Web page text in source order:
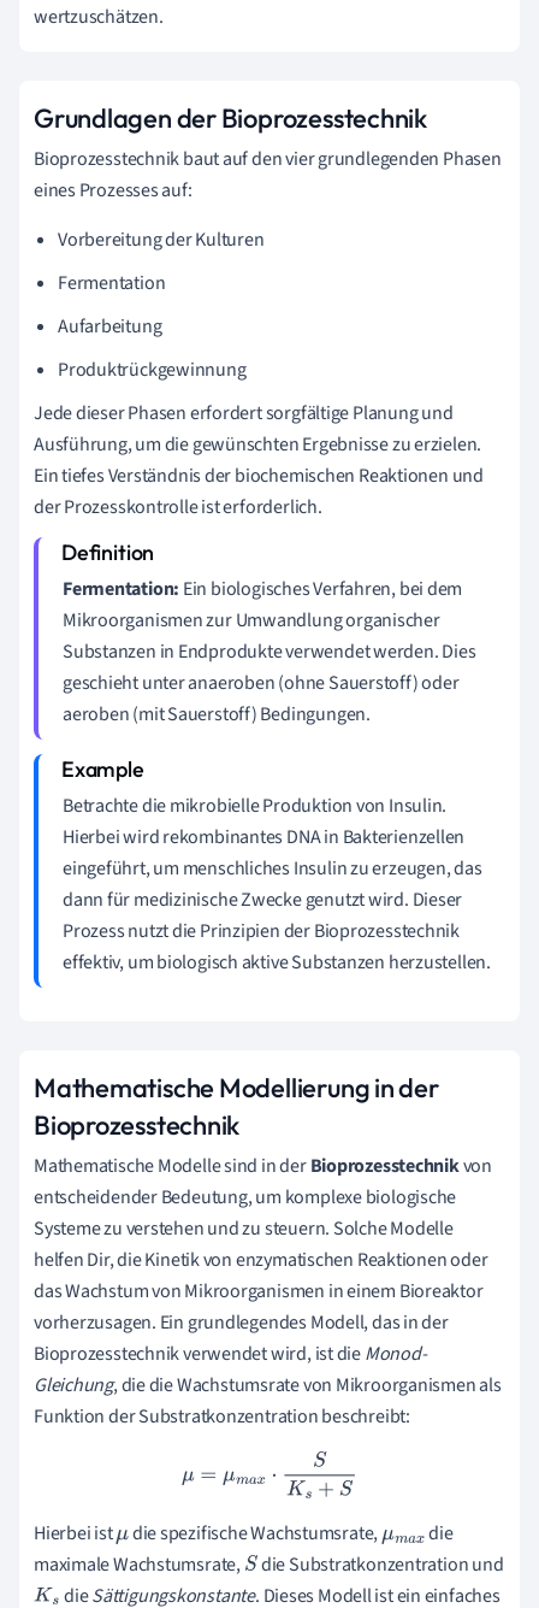
wertzuschätzen.
Grundlagen der Bioprozesstechnik
Bioprozesstechnik baut auf den vier grundlegenden Phasen
eines Prozesses auf:
Vorbereitung der Kulturen
Fermentation
Aufarbeitung
Produktrückgewinnung
Jede dieser Phasen erfordert sorgfältige Planung und
Ausführung, um die gewünschten Ergebnisse zu erzielen.
Ein tiefes Verständnis der biochemischen Reaktionen und
der Prozesskontrolle ist erforderlich.
Fermentation: Ein biologisches Verfahren, bei dem
Mikroorganismen zur Umwandlung organischer
Substanzen in Endprodukte verwendet werden. Dies
geschieht unter anaeroben (ohne Sauerstoff) oder
aeroben (mit Sauerstoff) Bedingungen.
Betrachte die mikrobielle Produktion von Insulin.
Hierbei wird rekombinantes DNA in Bakterienzellen
eingeführt, um menschliches Insulin zu erzeugen, das
dann für medizinische Zwecke genutzt wird. Dieser
Prozess nutzt die Prinzipien der Bioprozesstechnik
effektiv, um biologisch aktive Substanzen herzustellen.
Mathematische Modellierung in der
Bioprozesstechnik
Mathematische Modelle sind in derBioprozesstechnikvon
entscheidender Bedeutung, um komplexe biologische
Systeme zu verstehen und zu steuern. Solche Modelle
helfen Dir, die Kinetik von enzymatischen Reaktionen oder
das Wachstum von Mikroorganismen in einem Bioreaktor
vorherzusagen. Ein grundlegendes Modell, das in der
Bioprozesstechnik verwendet wird, ist dieMonod-
Gleichung, die die Wachstumsrate von Mikroorganismen als
Funktion der Substratkonzentration beschreibt:
μ =μ x⋅ SKs+S
Hierbei istμdie spezifische Wachstumsrate,μmaxdie
maximale Wachstumsrate,S die Substratkonzentration und
Ks dieSättigungskonstante. Dieses Modell ist ein einfaches